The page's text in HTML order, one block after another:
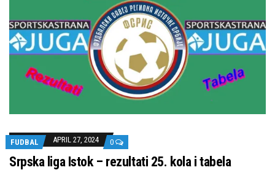
FUDBAL APRIL 27, 2024 0
Srpska liga Istok – rezultati 25. kola i tabela